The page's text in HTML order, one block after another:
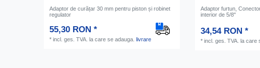
Adaptor de curățar 30 mm pentru piston și robinet
regulator
55,30 RON *
*incl. ges. TVA. la care se adauga. livrare
Adaptor furtun,
interior de 5/8"
34,54 RON *
*incl. ges. TVA. la care